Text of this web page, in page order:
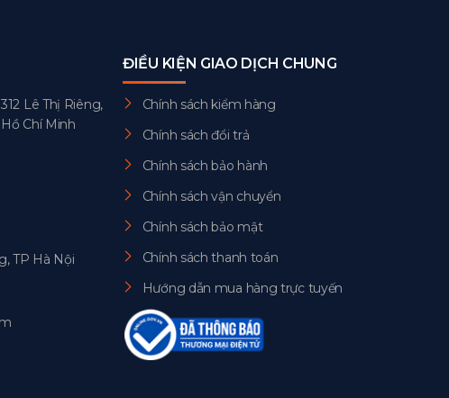
Lê Thị Riêng,
Chí Minh
TP Hà Nội
ĐIỀU KIỆN GIAO DỊCH CHUNG
Chính sách kiểm hàng
Chính sách đổi trả
Chính sách bảo hành
Chính sách vận chuyển
Chính sách bảo mật
Chính sách thanh toán
Hướng dẫn mua hàng trực tuyến